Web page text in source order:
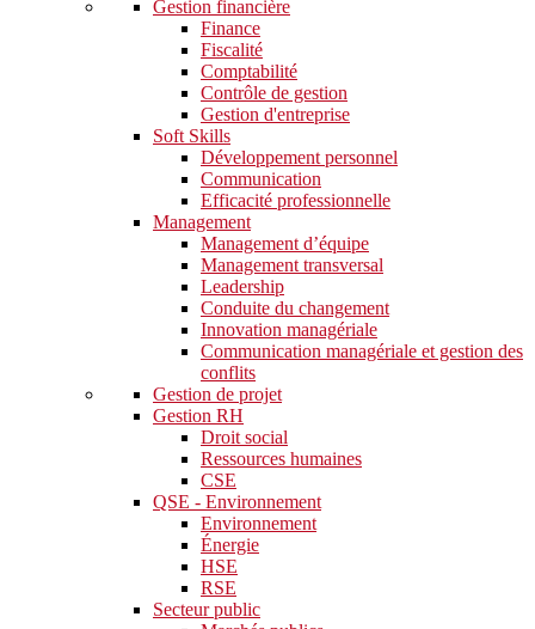
Gestion financière
Finance
Fiscalité
Comptabilité
Contrôle de gestion
Gestion d'entreprise
Soft Skills​
Développement personnel
Communication
Efficacité professionnelle
Management
Management d’équipe
Management transversal
Leadership
Conduite du changement
Innovation managériale
Communication managériale et gestion des
conflits
Gestion de projet
Gestion RH
Droit social
Ressources humaines
CSE
QSE - Environnement
Environnement
Énergie
HSE
RSE
Secteur public